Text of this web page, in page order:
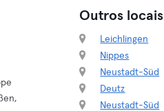
Outros locais
Leichlingen
Nippes
Neustadt-Süd
Deutz
Neustadt-Süd